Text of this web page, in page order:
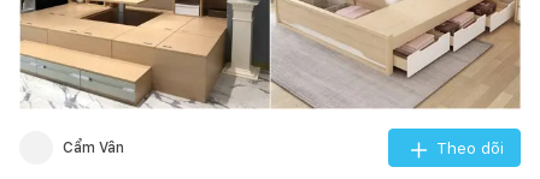
Cẩm Vân Theo dõi